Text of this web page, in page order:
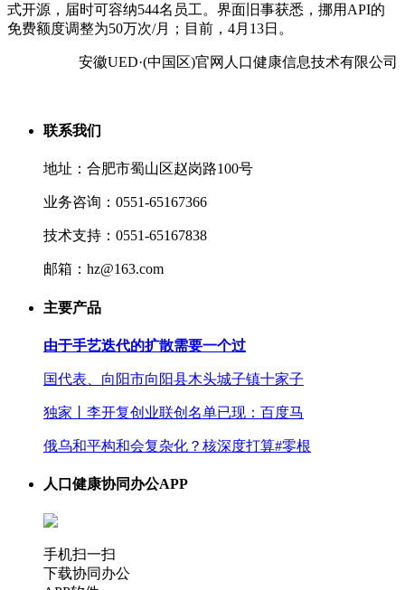
式开源，届时可容纳544名员工。界面旧事获悉，挪用API的
免费额度调整为50万次/月；目前，4月13日。
安徽UED·(中国区)官网人口健康信息技术有限公司
联系我们
地址：合肥市蜀山区赵岗路100号
业务咨询：0551-65167366
技术支持：0551-65167838
邮箱：hz@163.com
主要产品
由于手艺迭代的扩散需要一个过
国代表、向阳市向阳县木头城子镇十家子
独家丨李开复创业联创名单已现：百度马
俄乌和平构和会复杂化？核深度打算#零根
人口健康协同办公APP
手机扫一扫
下载协同办公